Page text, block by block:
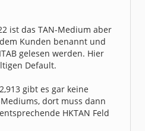
ist das TAN-Medium aber
Kunden benannt und
gelesen werden. Hier
Default.
gibt es gar keine
dort muss dann
HKTAN Feld